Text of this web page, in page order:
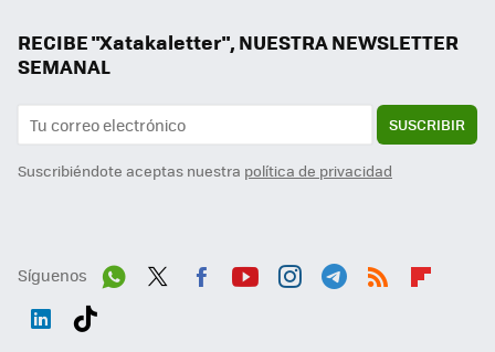
RECIBE "Xatakaletter", NUESTRA NEWSLETTER
SEMANAL
SUSCRIBIR
Suscribiéndote aceptas nuestra política de privacidad
Síguenos